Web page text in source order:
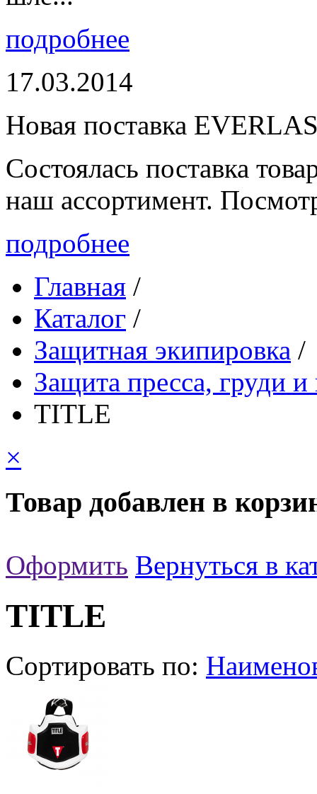
подробнее
17.03.2014
Новая поставка
Состоялась поставка
наш ассортимент.
подробнее
Главная /
Каталог /
Защитная экипировка /
Защита пресса, груди и
TITLE
×
Товар добавлен в
Оформить Вернуться в
TITLE
Сортировать по: